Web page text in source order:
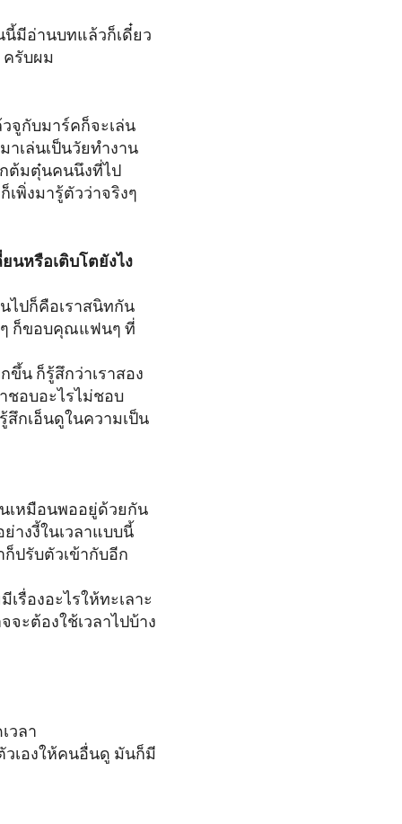
นี้มีอ่านบทแล้วก็เดี๋ยว
ครับผม
จูกับมาร์คก็จะเล่น
าเล่นเป็นวัยทำงาน
กต้มตุ๋นคนนึงที่ไป
พิ่งมารู้ตัวว่าจริงๆ
นหรือเติบโตยังไง
ไปก็คือเราสนิทกัน
ๆ ก็ขอบคุณแฟนๆ ที่
น ก็รู้สึกว่าเราสอง
ชอบอะไรไม่ชอบ
กเอ็นดูในความเป็น
เหมือนพออยู่ด้วยกัน
างงี้ในเวลาแบบนี้
ปรับตัวเข้ากับอีก
รื่องอะไรให้ทะเลาะ
ะต้องใช้เวลาไปบ้าง
วลา
วเองให้คนอื่นดู มันก็มี